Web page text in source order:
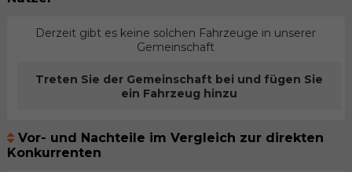
Derzeit gibt es keine solchen Fahrzeuge in unserer
Gemeinschaft
Treten Sie der Gemeinschaft bei und fügen Sie
ein Fahrzeug hinzu
Vor- und Nachteile im Vergleich zur direkten
Konkurrenten